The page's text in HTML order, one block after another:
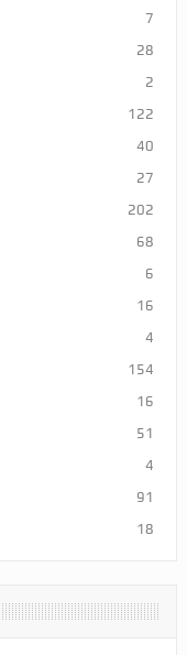
7
28
2
122
40
27
202
68
6
16
4
154
16
51
4
91
18